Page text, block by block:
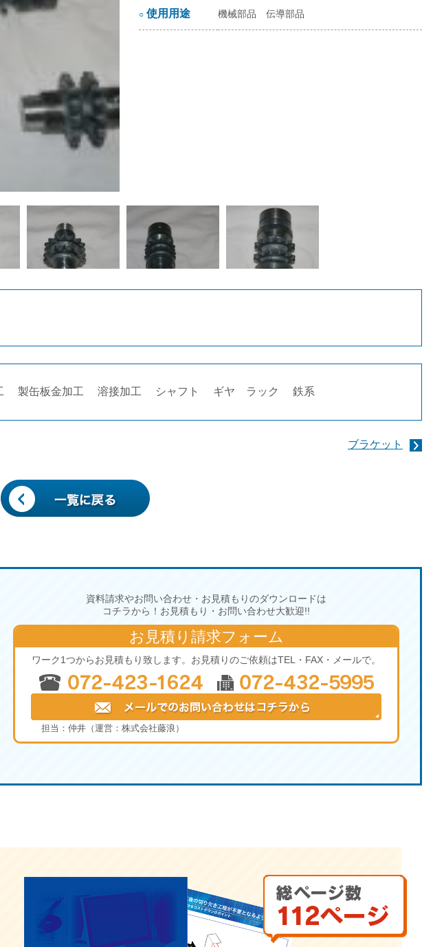
○ 使用用途 機械部品 伝導部品
製缶板金加工 溶接加工 シャフト ギヤ ラック 鉄系
ブラケット
資料請求やお問い合わせ・お見積もりのダウンロードは
コチラから！お見積もり・お問い合わせ大歓迎!!
お見積り請求フォーム
ワーク1つからお見積もり致します。お見積りのご依頼はTEL・FAX・メールで。
担当：仲井（運営：株式会社藤浪）